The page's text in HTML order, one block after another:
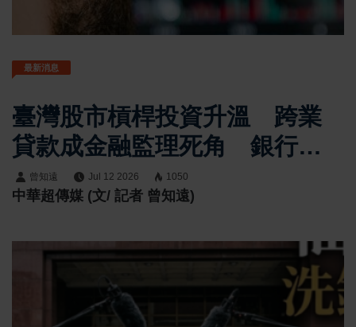
最新消息
臺灣股市槓桿投資升溫 跨業
貸款成金融監理死角 銀行、
證券、保險授信資訊斷層引關
注
曾知遠 Jul 12 2026 1050
中華超傳媒 (文/ 記者 曾知遠)